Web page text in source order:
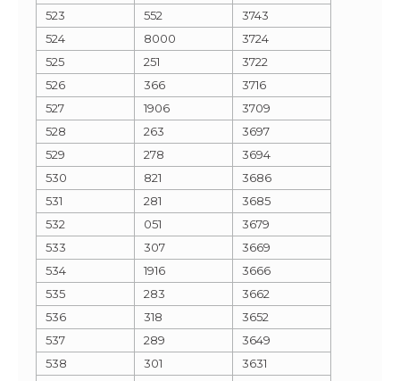
523
552
3743
524
8000
3724
525
251
3722
526
366
3716
527
1906
3709
528
263
3697
529
278
3694
530
821
3686
531
281
3685
532
051
3679
533
307
3669
534
1916
3666
535
283
3662
536
318
3652
537
289
3649
538
301
3631